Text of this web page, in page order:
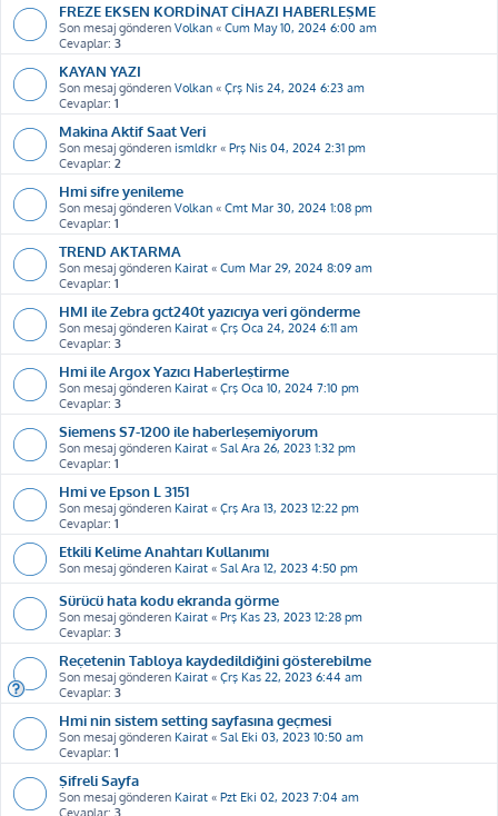
FREZE EKSEN KORDİNAT CİHAZI HABERLEŞME
Son mesaj gönderen Volkan « Cum May 10, 2024 6:00 am
Cevaplar: 3
KAYAN YAZI
Son mesaj gönderen Volkan « Çrş Nis 24, 2024 6:23 am
Cevaplar: 1
Makina Aktif Saat Veri
Son mesaj gönderen ismldkr « Prş Nis 04, 2024 2:31 pm
Cevaplar: 2
Hmi sifre yenileme
Son mesaj gönderen Volkan « Cmt Mar 30, 2024 1:08 pm
Cevaplar: 1
TREND AKTARMA
Son mesaj gönderen Kairat « Cum Mar 29, 2024 8:09 am
Cevaplar: 1
HMI ile Zebra gct240t yazıcıya veri gönderme
Son mesaj gönderen Kairat « Çrş Oca 24, 2024 6:11 am
Cevaplar: 3
Hmi ile Argox Yazıcı Haberleştirme
Son mesaj gönderen Kairat « Çrş Oca 10, 2024 7:10 pm
Cevaplar: 3
Siemens S7-1200 ile haberleşemiyorum
Son mesaj gönderen Kairat « Sal Ara 26, 2023 1:32 pm
Cevaplar: 1
Hmi ve Epson L 3151
Son mesaj gönderen Kairat « Çrş Ara 13, 2023 12:22 pm
Cevaplar: 1
Etkili Kelime Anahtarı Kullanımı
Son mesaj gönderen Kairat « Sal Ara 12, 2023 4:50 pm
Sürücü hata kodu ekranda görme
Son mesaj gönderen Kairat « Prş Kas 23, 2023 12:28 pm
Cevaplar: 3
Reçetenin Tabloya kaydedildiğini gösterebilme
Son mesaj gönderen Kairat « Çrş Kas 22, 2023 6:44 am
Cevaplar: 3
Hmi nin sistem setting sayfasına geçmesi
Son mesaj gönderen Kairat « Sal Eki 03, 2023 10:50 am
Cevaplar: 1
Şifreli Sayfa
Son mesaj gönderen Kairat « Pzt Eki 02, 2023 7:04 am
Cevaplar: 3